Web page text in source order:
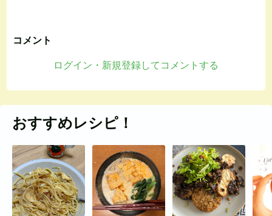
コメント
ログイン・新規登録してコメントする
おすすめレシピ！